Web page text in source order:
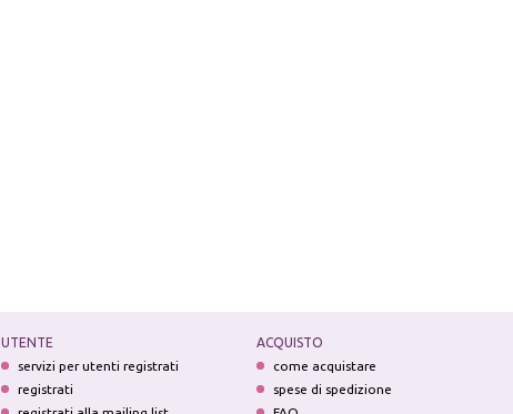
UTENTE
servizi per utenti registrati
registrati
ACQUISTO
come acquistare
spese di spedizione